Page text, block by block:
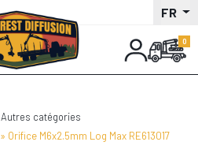
FR
Autres catégories
Orifice M6x2.5mm Log Max RE613017